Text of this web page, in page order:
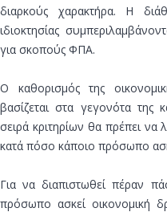
διαρκούς χαρακτήρα. Η
ιδιοκτησίας
για σκοπούς ΦΠΑ.
Ο καθορισμός της
βασίζεται στα γεγονότα της
σειρά κριτηρίων θα πρέπει
κατά πόσο κάποιο πρόσωπο
Για να διαπιστωθεί πέραν
πρόσωπο ασκεί οικονομική